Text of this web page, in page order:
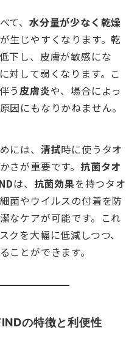
て、水分量が少なく乾燥
生じやすくなります。乾
下し、皮膚が敏感にな
対して弱くなります。こ
う皮膚炎や、場合によっ
因にもなりかねません。
には、 清拭時に使うタオ
さが重要です。 抗菌タオ
は、 抗菌効果を持つタオ
菌やウイルスの付着を防
なケアが可能です。これ
クを大幅に低減しつつ、
ことができます。
の特徴と利便性